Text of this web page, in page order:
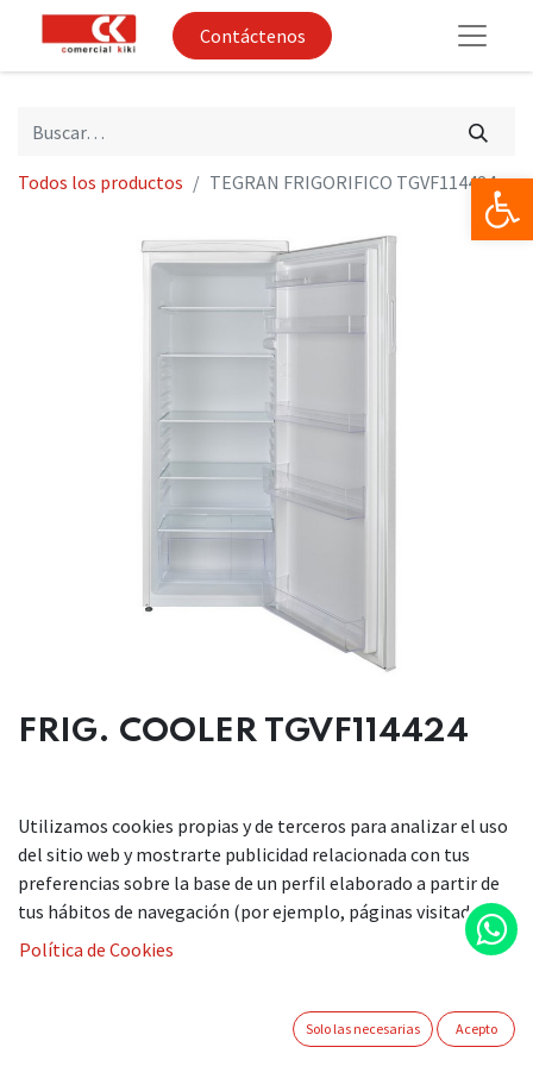
Contáctenos
Todos los productos TEGRAN FRIGORIFICO TGVF114424
FRIG. COOLER TGVF114424
DESCRIPCIÓN
Frigorífico cooler 1 puerta
Color: Blanco
Medidas alto/ancho/fondo 1440x540x595 mm
Clasificación energética: E
5 balcones en puerta, 1 balcón botellero
Volumen total (bruto/neto): 253/250 litros
Utilizamos cookies propias y de terceros para analizar el uso
del sitio web y mostrarte publicidad relacionada con tus
preferencias sobre la base de un perfil elaborado a partir de
tus hábitos de navegación (por ejemplo, páginas visitadas).
Política de Cookies
Solo las necesarias Acepto